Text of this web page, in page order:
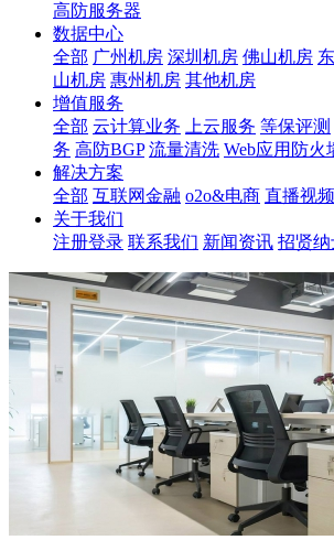
高防服务器
数据中心
全部 广州机房 深圳机房 佛山机房
山机房 惠州机房 其他机房
增值服务
全部 云计算业务 上云服务 等保评测
务 高防BGP 流量清洗 Web应用防火
解决方案
全部 互联网金融 o2o&电商 直播视频
关于我们
注册登录 联系我们 新闻资讯 招贤纳